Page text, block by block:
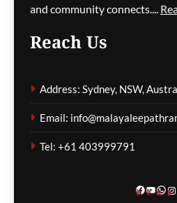
ഗീത ദാസ്‌
കണ്ടെത്തി
ഗീത ദാസ്‌
and community connects....
Reach Us
Address: Sydney, NSW,
Email:
Tel: +61 403999791
Facebook